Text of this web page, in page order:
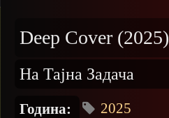
Deep Cover (2025)
На Тајна Задача
Година: 2025